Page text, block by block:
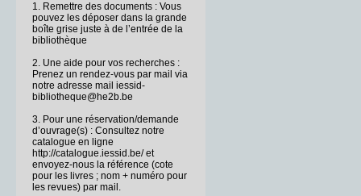
1. Remettre des documents : Vous
pouvez les déposer dans la grande
boîte grise juste à de l’entrée de la
bibliothèque
2. Une aide pour vos recherches :
Prenez un rendez-vous par mail via
notre adresse mail iessid-
bibliotheque@he2b.be
3. Pour une réservation/demande
d’ouvrage(s) : Consultez notre
catalogue en ligne
http://catalogue.iessid.be/ et
envoyez-nous la référence (cote
pour les livres ; nom + numéro pour
les revues) par mail.